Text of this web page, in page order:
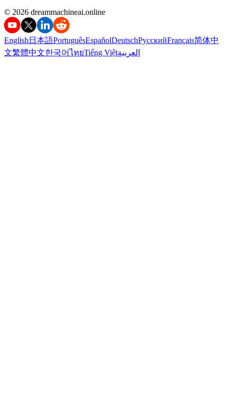
©️ 2026 dreammachineai.online
English 日本語PortuguêsEspañolDeutschРусскийFrançais简体中
文繁體中文한국어ไทยTiếng Việtالعربية